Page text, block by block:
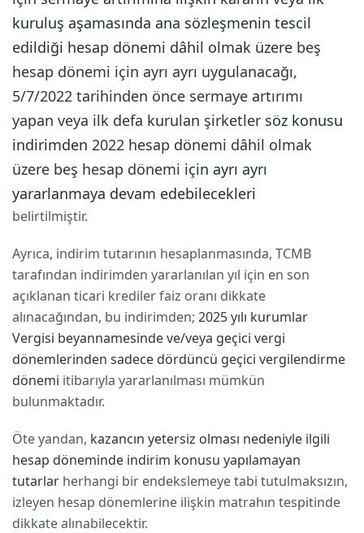
kuruluş aşamasında ana sözleşmenin tescil
edildiği hesap dönemi dâhil olmak üzere beş
hesap dönemi için ayrı ayrı uygulanacağı,
5/7/2022 tarihinden önce sermaye artırımı
yapan veya ilk defa kurulan şirketler söz konusu
indirimden 2022 hesap dönemi dâhil olmak
üzere beş hesap dönemi için ayrı ayrı
yararlanmaya devam edebilecekleri
belirtilmiştir.
Ayrıca, indirim tutarının hesaplanmasında, TCMB
tarafından indirimden yararlanılan yıl için en son
açıklanan ticari krediler faiz oranı dikkate
alınacağından, bu indirimden; 2025 yılı kurumlar
Vergisi beyannamesinde ve/veya geçici vergi
dönemlerinden sadece dördüncü geçici vergilendirme
dönemi itibarıyla yararlanılması mümkün
bulunmaktadır.
Öte yandan, kazancın yetersiz olması nedeniyle ilgili
hesap döneminde indirim konusu yapılamayan
tutarlar herhangi bir endekslemeye tabi tutulmaksızın,
izleyen hesap dönemlerine ilişkin matrahın tespitinde
dikkate alınabilecektir.